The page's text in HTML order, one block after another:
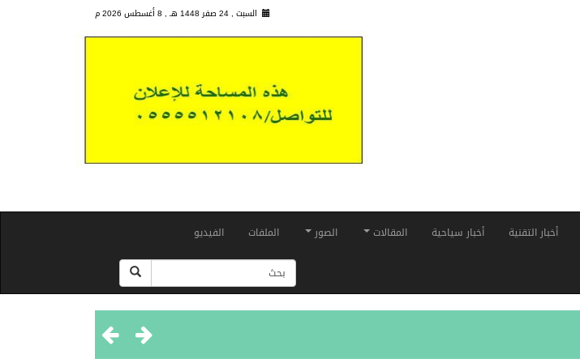
السبت , 24 صفر 1448 هـ , 8 أغسطس 2026 م
أخبار التقنية أخبار سياحية المقالات الصور الملفات الفيديو